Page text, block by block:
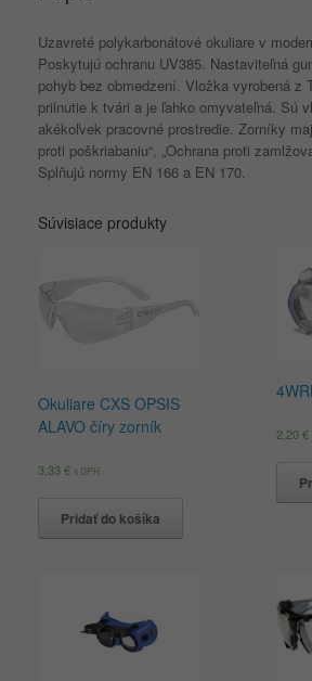
Uzavreté polykarbonátové okuliare v
Poskytujú ochranu UV385. Nastaviteľná
pohyb bez obmedzení. Vložka vyrobená z
prilnutie k tvári a je ľahko omyvateľná. Sú
akékoľvek pracovné prostredie. Zorníky
proti poškriabaniu“, „Ochrana proti
Splňujú normy EN 166 a EN 170.
Súvisiace produkty
Okuliare CXS OPSIS
ALAVO číry zorník
3,33€ s DPH
Pridať do košíka
2,20€